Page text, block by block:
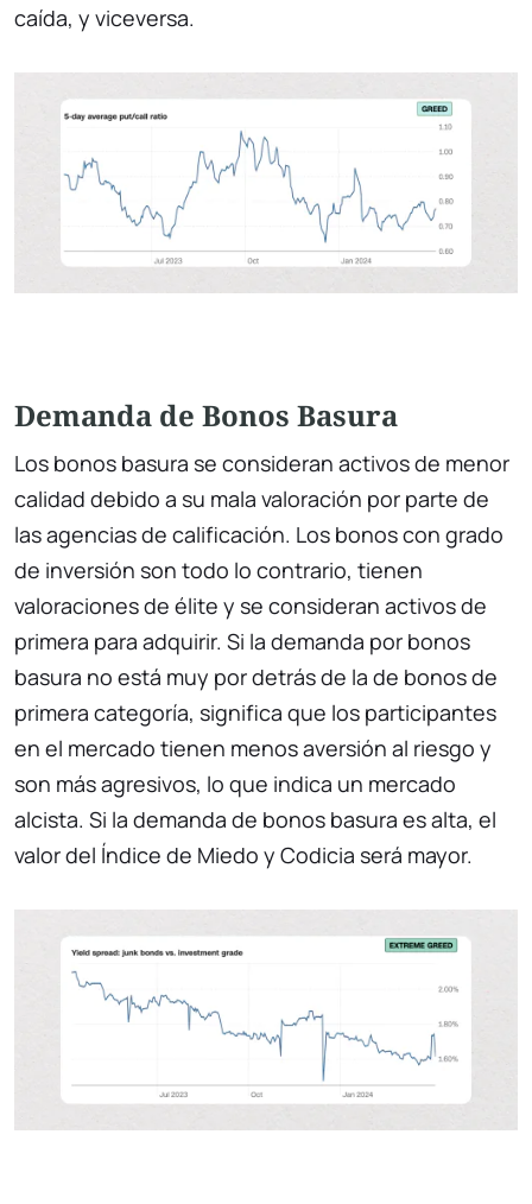
caída, y viceversa.
Demanda de Bonos Basura
Los bonos basura se consideran activos de menor
calidad debido a su mala valoración por parte de
las agencias de calificación. Los bonos con grado
de inversión son todo lo contrario, tienen
valoraciones de élite y se consideran activos de
primera para adquirir. Si la demanda por bonos
basura no está muy por detrás de la de bonos de
primera categoría, significa que los participantes
en el mercado tienen menos aversión al riesgo y
son más agresivos, lo que indica un mercado
alcista. Si la demanda de bonos basura es alta, el
valor del Índice de Miedo y Codicia será mayor.